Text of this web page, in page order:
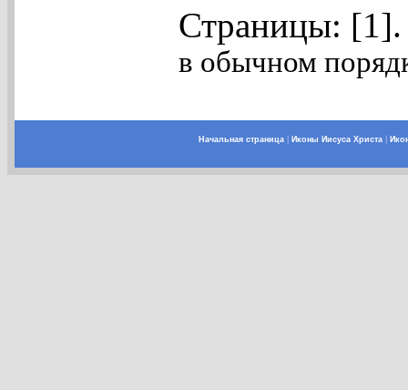
Страницы:
в обычном
Начальная страница| Иконы Иисуса Христа|